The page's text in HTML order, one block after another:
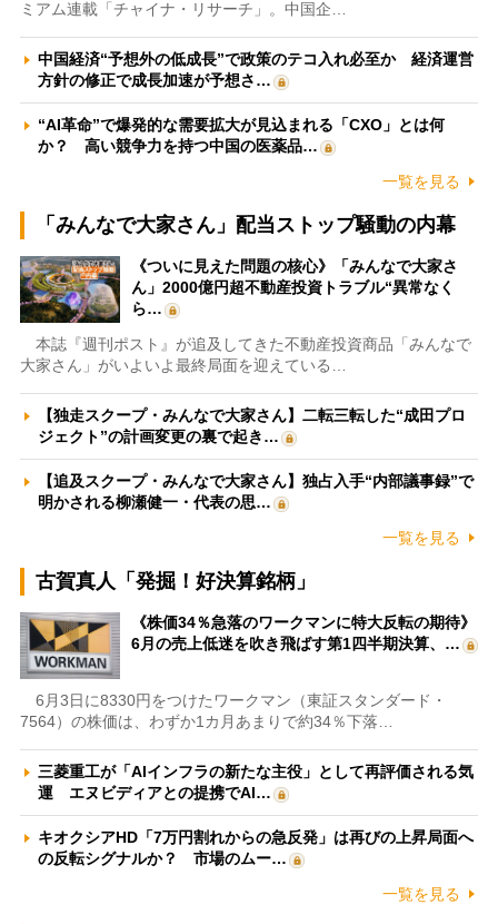
ミアム連載「チャイナ・リサーチ」。中国企…
中国経済“予想外の低成長”で政策のテコ入れ必至か 経済運営
方針の修正で成長加速が予想さ…
“AI革命”で爆発的な需要拡大が見込まれる「CXO」とは何
か？ 高い競争力を持つ中国の医薬品…
一覧を見る
「みんなで大家さん」配当ストップ騒動の内幕
《ついに見えた問題の核心》「みんなで大家さ
ん」2000億円超不動産投資トラブル“異常なく
ら…
本誌『週刊ポスト』が追及してきた不動産投資商品「みんなで
大家さん」がいよいよ最終局面を迎えている…
【独走スクープ・みんなで大家さん】二転三転した“成田プロ
ジェクト”の計画変更の裏で起き…
【追及スクープ・みんなで大家さん】独占入手“内部議事録”で
明かされる柳瀬健一・代表の思…
一覧を見る
古賀真人「発掘！好決算銘柄」
《株価34％急落のワークマンに特大反転の期待》
6月の売上低迷を吹き飛ばす第1四半期決算、…
6月3日に8330円をつけたワークマン（東証スタンダード・
7564）の株価は、わずか1カ月あまりで約34％下落…
三菱重工が「AIインフラの新たな主役」として再評価される気
運 エヌビディアとの提携でAI…
キオクシアHD「7万円割れからの急反発」は再びの上昇局面へ
の反転シグナルか？ 市場のムー…
一覧を見る